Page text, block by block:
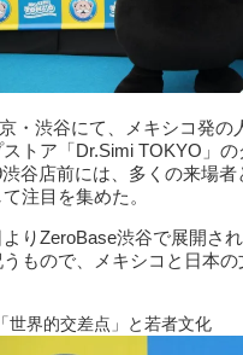
・渋谷にて、メキシコ発
トア「Dr.Simi TOKYO」
谷店前には、多くの来場
注目を集めた。
りZeroBase渋谷で展開さ
もので、メキシコと日本
世界的交差点」と若者文化